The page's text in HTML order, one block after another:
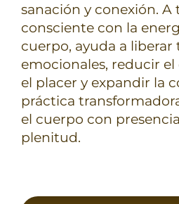
sanación y conexión. A
consciente con la
cuerpo, ayuda a liberar
emocionales, reducir el
el placer y expandir la
práctica
el cuerpo con
plenitud.